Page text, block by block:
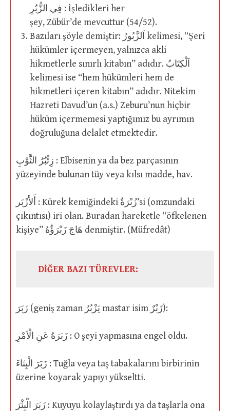
فِي الزُّبُرِ : İşledikleri her
şey, Zübür’de mevcuttur (54/52).
Bazıları şöyle demiştir: اَلزَّبُورُ kelimesi, “Şeri
hükümler içermeyen, yalnızca akli
hikmetlerle sınırlı kitabın” adıdır. اَلْكِتَابُ
kelimesi ise “hem hükümleri hem de
hikmetleri içeren kitabın” adıdır. Nitekim
Hazreti Davud’un (a.s.) Zeburu’nun hiçbir
hüküm içermemesi yaptığımız bu ayrımın
doğruluğuna delalet etmektedir.
زِئْبُرُ الثَّوْبِ : Elbisenin ya da bez parçasının
yüzeyinde bulunan tüy veya kılsı madde, hav.
أَلأَزْبَر : Kürek kemiğindeki زُبْرَةٌ’si (omzundaki
çıkıntısı) iri olan. Buradan hareketle “öfkelenen
kişiye” هَاجَ زَبْرَؤُهُ denmiştir. (Müfredât)
DİĞER BAZI TÜREVLER:
زَبَرَ (geniş zaman يَزْبُرُ mastar isim زَبْرٌ):
زَبَرَهُ عَنِ الْاَمْرِ : O şeyi yapmasına engel oldu.
زَبَرَ الْبِنَاءَ : Tuğla veya taş tabakalarını birbirinin
üzerine koyarak yapıyı yükseltti.
زَبَرَ الْبِئْرَ : Kuyuyu kolaylaştırdı ya da taşlarla ona